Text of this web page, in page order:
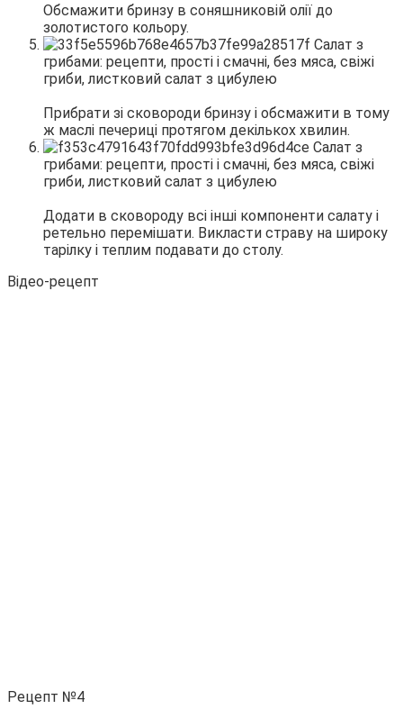
Обсмажити бринзу в соняшниковій олії до
золотистого кольору.
Прибрати зі сковороди бринзу і обсмажити в тому
ж маслі печериці протягом декількох хвилин.
Додати в сковороду всі інші компоненти салату і
ретельно перемішати. Викласти страву на широку
тарілку і теплим подавати до столу.
Відео-рецепт
Рецепт №4